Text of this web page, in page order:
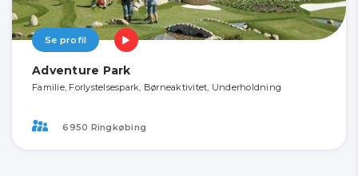
Se profil
Adventure Park
Familie, Forlystelsespark, Børneaktivitet, Underholdning
6950 Ringkøbing